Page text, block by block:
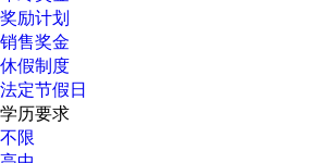
奖励计划
销售奖金
休假制度
法定节假日
学历要求
不限